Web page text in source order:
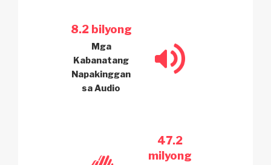
8.2 bilyong
Mga
Kabanatang
Napakinggan
sa Audio
47.2
milyong